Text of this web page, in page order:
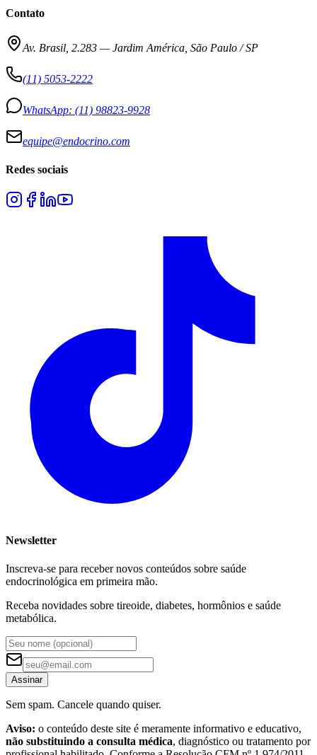
Contato
Av. Brasil, 2.283 —Jardim América, São Paulo / SP
(11) 5053-2222
WhatsApp: (11) 98823-9928
equipe@endocrino.com
Redes sociais
Newsletter
Inscreva-se para receber novos conteúdos sobre saúde
endocrinológica em primeira mão.
Receba novidades sobre tireoide, diabetes, hormônios e saúde
metabólica.
Assinar
Sem spam. Cancele quando quiser.
Aviso: o conteúdo deste site é meramente informativo e educativo,
não substituindo a consulta médica, diagnóstico ou tratamento por